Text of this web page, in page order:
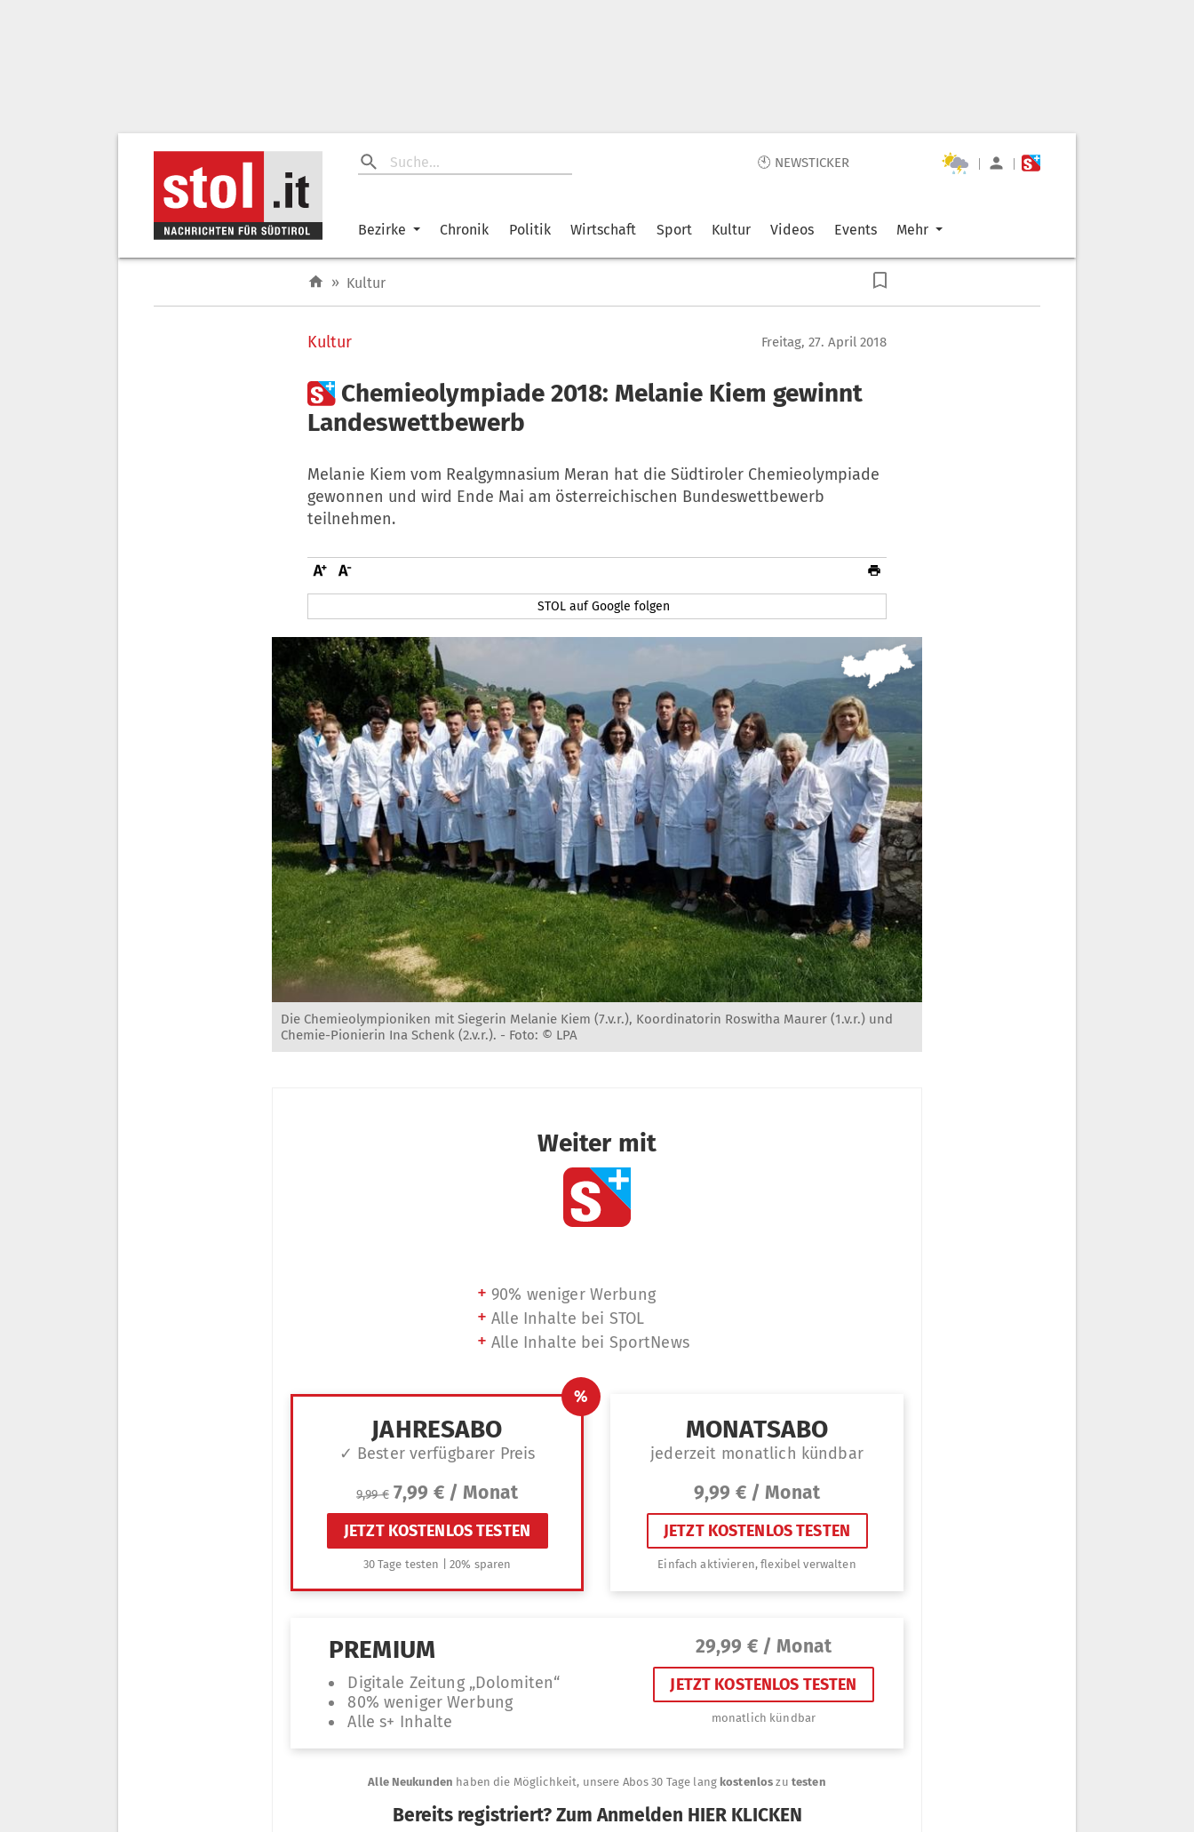
🕙 NEWSTICKER | |
Bezirke Chronik Politik Wirtschaft Sport Kultur Videos Events Mehr
» Kultur
Kultur Freitag, 27. April 2018
 Chemieolympiade 2018: Melanie Kiem gewinnt
Landeswettbewerb
Melanie Kiem vom Realgymnasium Meran hat die Südtiroler Chemieolympiade
gewonnen und wird Ende Mai am österreichischen Bundeswettbewerb
teilnehmen.
STOL auf Google folgen
Die Chemieolympioniken mit Siegerin Melanie Kiem (7.v.r.), Koordinatorin Roswitha Maurer (1.v.r.) und
Chemie-Pionierin Ina Schenk (2.v.r.). - Foto: © LPA